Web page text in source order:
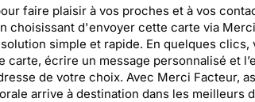
faire plaisir à vos proches et à vos
choisissant d'envoyer cette carte via
simple et rapide. En quelques clics,
carte, écrire un message personnalisé et
de votre choix. Avec Merci Facteur,
arrive à destination dans les meilleurs